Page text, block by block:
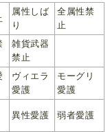
属性しば
り
全属性禁
止
雑貨武器
禁止
ヴィエラ
愛護
モーグリ
愛護
異性愛護 弱者愛護